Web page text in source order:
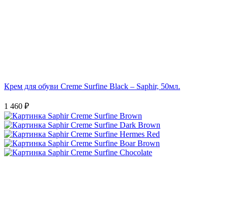
Крем для обуви Creme Surfine Black – Saphir, 50мл.
1 460 ₽